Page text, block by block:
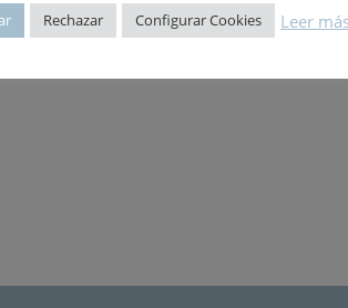
Rechazar Configurar Cookies Leer